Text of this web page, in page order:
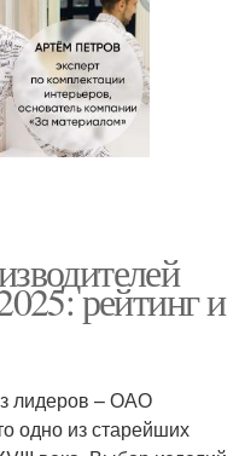
рейтинг и
лидеров – ОАО
одно из старейших